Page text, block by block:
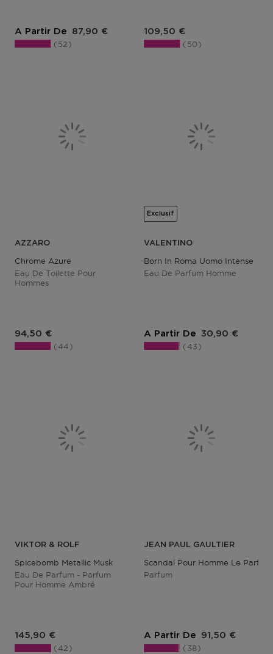
A Partir De Prix du produit
87,90 €
52
Prix du produit
109,50 €
50
AZZARO
Chrome Azure
Eau De Toilette Pour
Hommes
Prix du produit
94,50 €
44
Exclusif
VALENTINO
Born In Roma Uomo Intense
Eau De Parfum Homme
A Partir De Prix du produit
30,90 €
43
VIKTOR & ROLF
Spicebomb Metallic Musk
Eau De Parfum - Parfum
Pour Homme Ambré
Prix du produit
145,90 €
42
JEAN PAUL GAULTIER
Scandal Pour Homme Le Parfum
Parfum
A Partir De Prix du produit
91,50 €
38